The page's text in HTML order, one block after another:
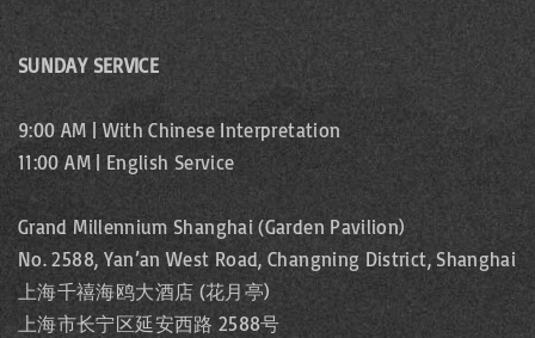
SUNDAY SERVICE
9:00 AM | With Chinese Interpretation
11:00 AM | English Service
Grand Millennium Shanghai (Garden Pavilion)
No. 2588, Yan’an West Road, Changning District, Shanghai
上海千禧海鸥大酒店 (花月亭)
上海市长宁区延安西路 2588号